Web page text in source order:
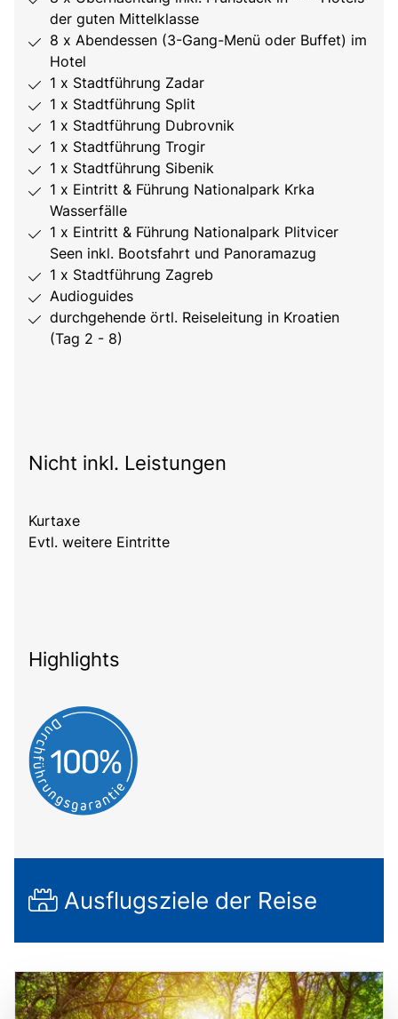
der guten Mittelklasse
8 x Abendessen (3-Gang-Menü oder Buffet) im
Hotel
1 x Stadtführung Zadar
1 x Stadtführung Split
1 x Stadtführung Dubrovnik
1 x Stadtführung Trogir
1 x Stadtführung Sibenik
1 x Eintritt & Führung Nationalpark Krka
Wasserfälle
1 x Eintritt & Führung Nationalpark Plitvicer
Seen inkl. Bootsfahrt und Panoramazug
1 x Stadtführung Zagreb
Audioguides
durchgehende örtl. Reiseleitung in Kroatien
(Tag 2 - 8)
Nicht inkl. Leistungen
Kurtaxe
Evtl. weitere Eintritte
Highlights
Ausflugsziele der Reise